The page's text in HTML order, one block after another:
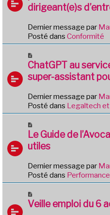
g
e
u
m
e
s
a
g
dirigeant(e)s
Dernier message par
Posté dans Conformité
o
u
v
a
u
s
s
g
e
ChatGPT au
super-assistant
Dernier message par
Posté dans Legaltech
o
u
v
a
u
s
Le Guide de
utiles
Dernier message par
Posté dans
o
Veille emploi du 6